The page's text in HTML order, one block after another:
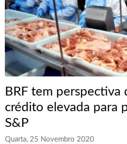
BRF tem perspectiva
crédito elevada para
S&P
Quarta, 25 Novembro 2020